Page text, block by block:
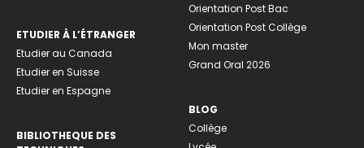
ETUDIER À L’ÉTRANGER
Etudier au Canada
Etudier en Suisse
Etudier en Espagne
BIBLIOTHEQUE DES
Orientation Post Bac
Orientation Post Collège
Mon master
Grand Oral 2026
BLOG
Collège